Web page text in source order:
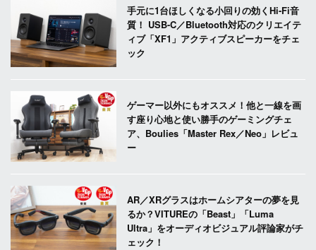
手元に1台ほしくなる小回りの効くHi-Fi音
質！ USB-C／Bluetooth対応のクリエイテ
ィブ「XF1」アクティブスピーカーをチェ
ック
ゲーマー以外にもオススメ！他と一線を画
す座り心地と使い勝手のゲーミングチェ
ア、Boulies「Master Rex／Neo」レビュ
ー
AR／XRグラスはホームシアターの夢を見
るか？VITUREの「Beast」「Luma
Ultra」をオーディオビジュアル評論家がチ
ェック！